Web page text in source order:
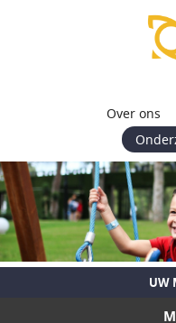
Over ons
UW